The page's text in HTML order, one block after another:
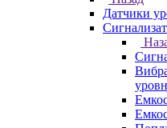
Датчики